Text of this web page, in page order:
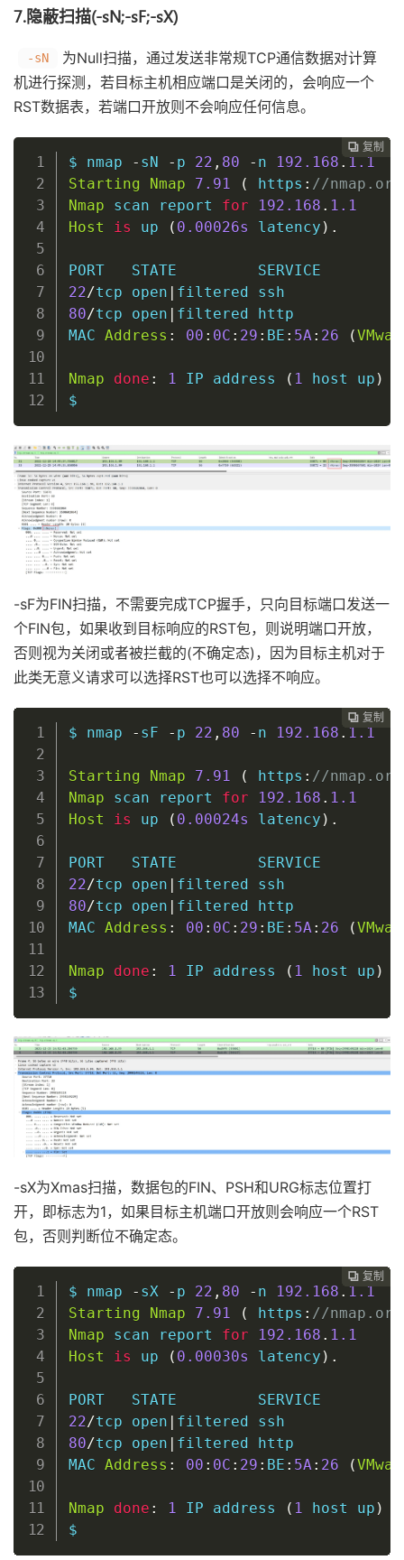
7.隐蔽扫描(-sN;-sF;-sX)
-sN
为Null扫描，通过发送非常规TCP通信数据对计算
机进行探测，若目标主机相应端口是关闭的，会响应一个
RST数据表，若端口开放则不会响应任何信息。
 复制
 复制
 复制
 复制
 复制
 复制
 复制
 复制
 复制
 复制
 复制
 复制
 复制
 复制
 复制
 复制
 复制
 复制
 复制
 复制
 复制
 复制
 复制
 复制
 复制
 复制
 复制
 复制
 复制
$ nmap - sN - p 22 , 80 - n 192.168 . 1.1
Starting
Nmap 7.91 ( https : //
Nmap scan report for 192.168 . 1.1
Host
is up ( 0 .00026s latency ) .
22/tcp open | filtered ssh
80/tcp open | filtered http
MAC Address : 00 : 0C : 29 : BE : 5A: 26 (
Nmap done : 1 IP address ( 1 host up )
$
-sF为FIN扫描，不需要完成TCP握手，只向目标端口发送一
个FIN包，如果收到目标响应的RST包，则说明端口开放，
否则视为关闭或者被拦截的(不确定态)，因为目标主机对于
此类无意义请求可以选择RST也可以选择不响应。
 复制
 复制
 复制
 复制
 复制
 复制
 复制
 复制
 复制
 复制
 复制
 复制
 复制
 复制
 复制
 复制
 复制
 复制
 复制
 复制
 复制
 复制
 复制
 复制
 复制
 复制
 复制
 复制
$ nmap - sF - p 22 , 80 - n 192.168 . 1.1
Starting Nmap 7.91 ( https : //
Nmap scan report for 192.168 . 1.1
Host
is up ( 0 .00024s latency ) .
22/tcp open | filtered ssh
80/tcp open | filtered http
MAC Address : 00 : 0C : 29 : BE : 5A : 26 (
Nmap done : 1 IP address ( 1 host up )
$
-sX为Xmas扫描，数据包的FIN、PSH和URG标志位置打
开，即标志为1，如果目标主机端口开放则会响应一个RST
包，否则判断位不确定态。
 复制
 复制
 复制
 复制
 复制
 复制
 复制
 复制
 复制
 复制
 复制
 复制
 复制
 复制
 复制
 复制
 复制
 复制
 复制
 复制
 复制
 复制
 复制
 复制
 复制
 复制
 复制
$ nmap - sX - p 22 , 80 - n 192.168 . 1.1
Starting
Nmap 7.91 ( https : //
Nmap scan report for 192.168 . 1.1
Host
is up ( 0 .00030s latency ) .
22/tcp open filtered ssh
80/tcp open
filtered http
MAC Address : 00 : 0C : 29 : BE : 5A: 26 (
Nmap done : 1 IP address ( 1 host up )
$